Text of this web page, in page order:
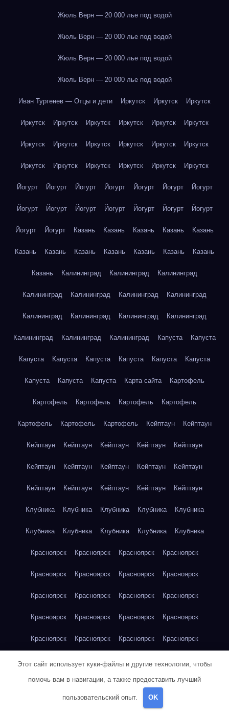
Жюль Верн — 20 000 лье под водой
Жюль Верн — 20 000 лье под водой
Жюль Верн — 20 000 лье под водой
Жюль Верн — 20 000 лье под водой
Иван Тургенев — Отцы и дети Иркутск Иркутск Иркутск
Иркутск Иркутск Иркутск Иркутск Иркутск Иркутск
Иркутск Иркутск Иркутск Иркутск Иркутск Иркутск
Иркутск Иркутск Иркутск Иркутск Иркутск Иркутск
Йогурт Йогурт Йогурт Йогурт Йогурт Йогурт Йогурт
Йогурт Йогурт Йогурт Йогурт Йогурт Йогурт Йогурт
Йогурт Йогурт Казань Казань Казань Казань Казань
Казань Казань Казань Казань Казань Казань Казань
Казань Калининград Калининград Калининград
Калининград Калининград Калининград Калининград
Калининград Калининград Калининград Калининград
Калининград Калининград Калининград Капуста Капуста
Капуста Капуста Капуста Капуста Капуста Капуста
Капуста Капуста Капуста Карта сайта Картофель
Картофель Картофель Картофель Картофель
Картофель Картофель Картофель Кейптаун Кейптаун
Кейптаун Кейптаун Кейптаун Кейптаун Кейптаун
Кейптаун Кейптаун Кейптаун Кейптаун Кейптаун
Кейптаун Кейптаун Кейптаун Кейптаун Кейптаун
Клубника Клубника Клубника Клубника Клубника
Клубника Клубника Клубника Клубника Клубника
Красноярск Красноярск Красноярск Красноярск
Красноярск Красноярск Красноярск Красноярск
Красноярск Красноярск Красноярск Красноярск
Красноярск Красноярск Красноярск Красноярск
Красноярск Красноярск Красноярск Красноярск
Красноярск Кукуруза Кукуруза
Кукуруза Кукуруза Кукуруза Кукуруза Кукуруза
Этот сайт использует куки-файлы и другие технологии, чтобы
помочь вам в навигации, а также предоставить лучший
пользовательский опыт. OK